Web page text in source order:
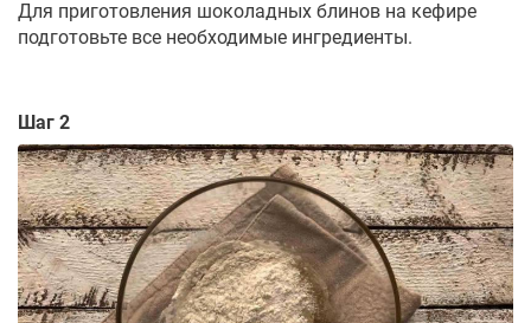
Для приготовления шоколадных блинов на кефире
подготовьте все необходимые ингредиенты.
Шаг 2